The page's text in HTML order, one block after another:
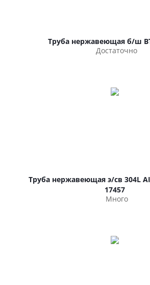
Труба нержавеющая б/ш
Достаточно
Труба нержавеющая э/св 304L
17457
Много